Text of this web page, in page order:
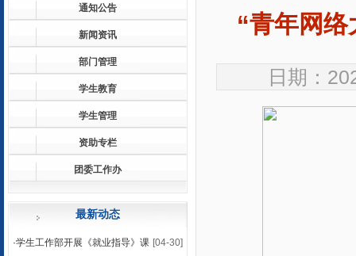
05-29
·就业法律进校园 | 厦门兴才学院就业普法宣讲活动顺利开展05-
通知公告
新闻资讯
部门管理
学生教育
学生管理
资助专栏
团委工作办
最新动态
[04-30]
·学生工作部开展《就业指导》课
“青年网
日期：